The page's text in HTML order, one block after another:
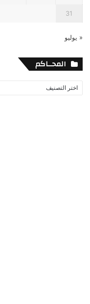
31
« يوليو
المحــاكم
المحــاكم